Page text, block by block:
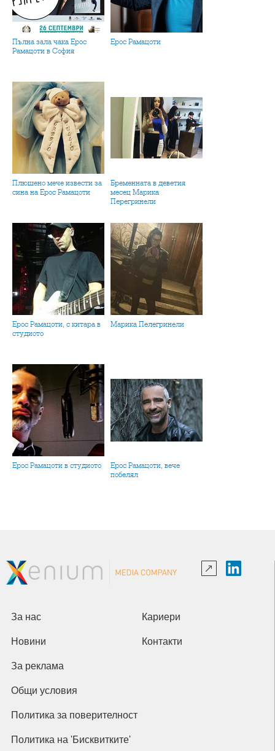
Пълна зала чака Ерос
Рамацоти в София
Ерос Рамацоти
Плюшено мече извести за
сина на Ерос Рамацоти
Бременната в деветия
месец Марика
Перегринели
Ерос Рамацоти, с китара в
студиото
Марика Пелегринели
Ерос Рамацоти в студиото
Ерос Рамацоти, вече
побелял
За нас Кариери
Новини Контакти
За реклама
Общи условия
Политика за поверителност
Политика на 'Бисквитките'